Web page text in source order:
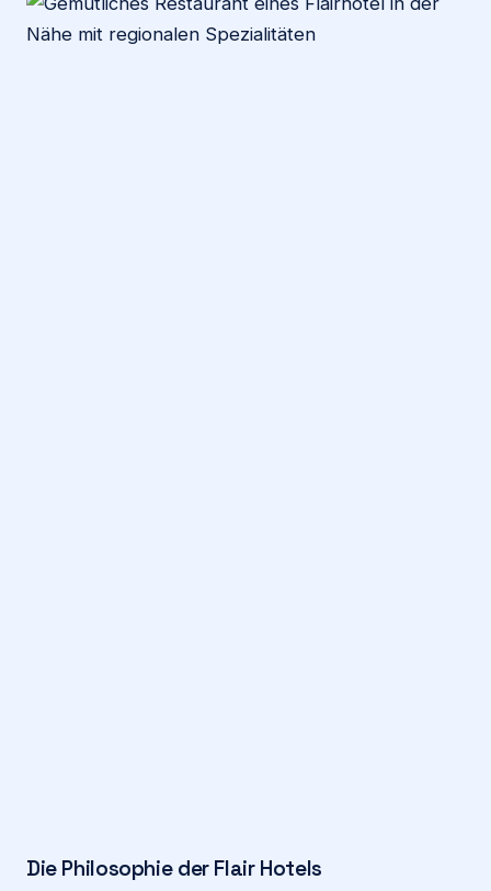
Die Philosophie der Flair Hotels